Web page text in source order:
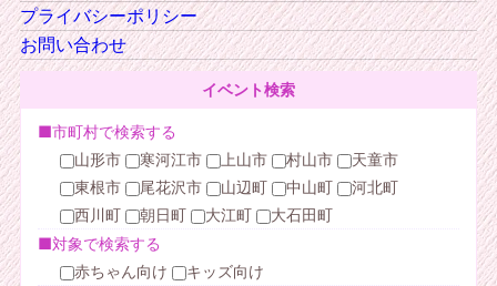
プライバシーポリシー
お問い合わせ
イベント検索
■市町村で検索する
山形市
寒河江市 上山市 村山市
天童市
東根市
尾花沢市 山辺町 中山町
河北町
西川町
朝日町 大江町
大石田町
■対象で検索する
赤ちゃん向け
キッズ向け